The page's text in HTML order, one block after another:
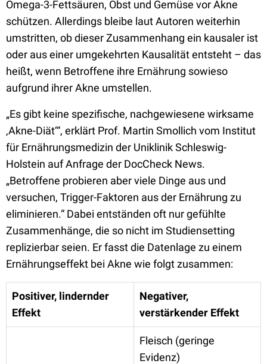
Omega-3-Fettsäuren, Obst und Gemüse vor Akne
schützen. Allerdings bleibe laut Autoren weiterhin
umstritten, ob dieser Zusammenhang ein kausaler ist
oder aus einer umgekehrten Kausalität entsteht – das
heißt, wenn Betroffene ihre Ernährung sowieso
aufgrund ihrer Akne umstellen.
„Es gibt keine spezifische, nachgewiesene wirksame
‚Akne-Diät‘“, erklärt Prof. Martin Smollich vom Institut
für Ernährungsmedizin der Uniklinik Schleswig-
Holstein auf Anfrage der DocCheck News.
„Betroffene probieren aber viele Dinge aus und
versuchen, Trigger-Faktoren aus der Ernährung zu
eliminieren.“ Dabei entständen oft nur gefühlte
Zusammenhänge, die so nicht im Studiensetting
replizierbar seien. Er fasst die Datenlage zu einem
Ernährungseffekt bei Akne wie folgt zusammen:
Positiver, lindernder
Effekt
Negativer,
verstärkender Effekt
Fleisch (geringe
Evidenz)